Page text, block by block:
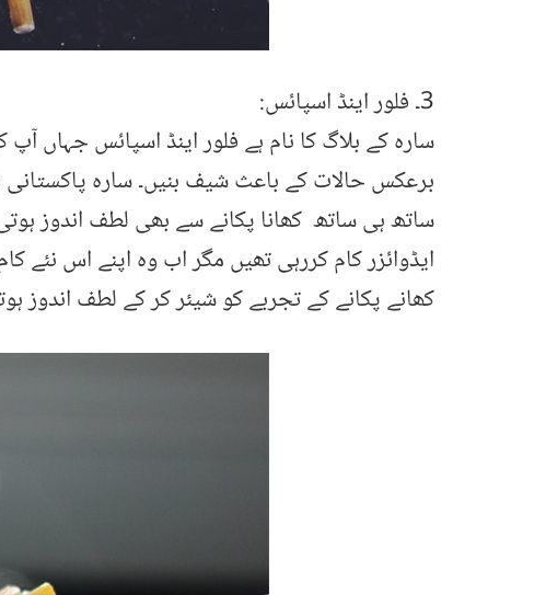
3۔ فلور اینڈ اسپائس:
سارہ کے بلاگ کا نام ہے فلور اینڈ اسپائس جہاں
برعکس حالات کے باعث شیف بنیں۔ سارہ پاکستانی
ساتھ ہی ساتھ کھانا پکانے سے بھی لطف اندوز
ایڈوائزر کام کررہی تھیں مگر اب وہ اپنے اس نئے
کھانے پکانے کے تجربے کو شیئر کر کے لطف اندوز